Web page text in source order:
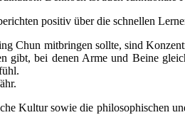
positiv über die schnellen
Chun mitbringen sollte, sind
gibt, bei denen Arme und Beine
Kultur sowie die philosophischen